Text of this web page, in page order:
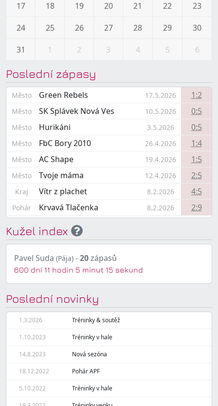
17 18 19 20 21 22 23
24 25 26 27 28 29 30
31 1 2 3 4 5 6
Poslední zápasy
Město Green Rebels 17.5.2026 1:2
Město SK Splávek Nová Ves 10.5.2026 0:5
Město Hurikáni 3.5.2026 0:5
Město FbC Bory 2010 26.4.2026 1:4
Město AC Shape 19.4.2026 1:5
Město Tvoje máma 12.4.2026 2:5
Kraj Vítr z plachet 8.2.2026 4:5
Pohár Krvavá Tlačenka 8.2.2026 2:9
Kužel index
Pavel Suda (Pája) -20zápasů
600 dní 11 hodin 5 minut 15 sekund
Poslední novinky
1.3.2026 Tréninky & soutěž
1.10.2023 Tréninky v hale
14.8.2023 Nová sezóna
18.12.2022 Pohár APF
5.10.2022 Tréninky v hale